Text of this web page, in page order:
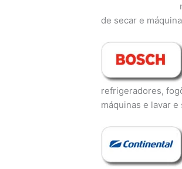
de secar e
refrigeradores,
máquinas e lavar e